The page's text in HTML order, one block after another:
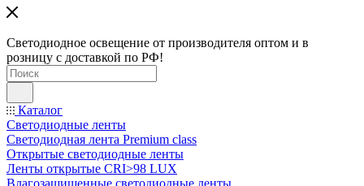
Светодиодное освещение от производителя оптом и в
розницу с доставкой по РФ!
Каталог
Светодиодные ленты
Светодиодная лента Premium class
Открытые светодиодные ленты
Ленты открытые CRI>98 LUX
Влагозащищенные светодиодные ленты